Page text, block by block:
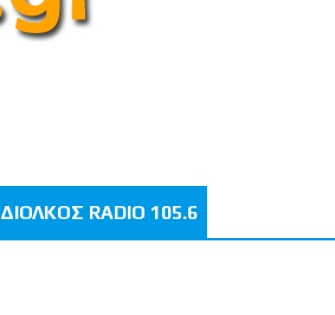
ΔΙΟΛΚΟΣ RADIO 105.6